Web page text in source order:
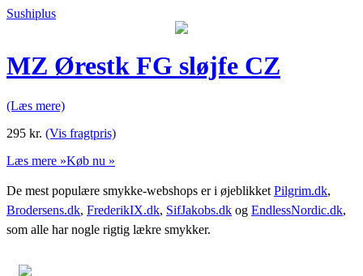
Sushiplus
MZ Ørestk FG sløjfe CZ
(Læs mere)
295 kr. (Vis fragtpris)
Læs mere »Køb nu »
De mest populære smykke-webshops er i øjeblikket Pilgrim.dk,
Brodersens.dk, FrederikIX.dk, SifJakobs.dk og EndlessNordic.dk,
som alle har nogle rigtig lækre smykker.